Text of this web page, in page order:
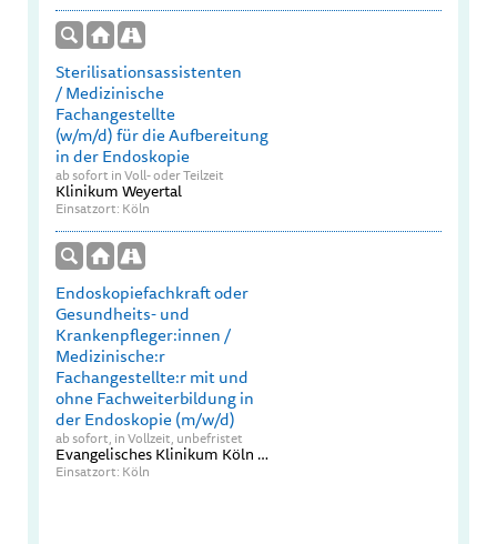
Sterilisationsassistenten
/ Medizinische
Fachangestellte
(w/m/d) für die Aufbereitung
in der Endoskopie
ab sofort in Voll- oder Teilzeit
Klinikum Weyertal
Einsatzort: Köln
Endoskopiefachkraft oder
Gesundheits- und
Krankenpfleger:innen /
Medizinische:r
Fachangestellte:r mit und
ohne Fachweiterbildung in
der Endoskopie (m/w/d)
ab sofort, in Vollzeit, unbefristet
Evangelisches Klinikum Köln Weyertal GmbH
Einsatzort: Köln